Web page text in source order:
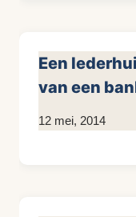
Een
van een
Door
12 mei, 2014